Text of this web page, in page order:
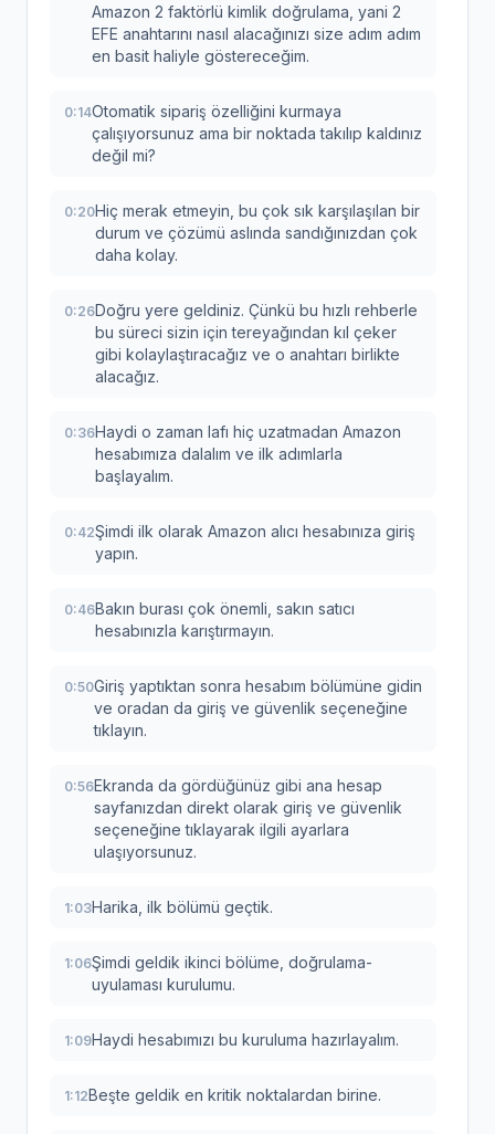
Amazon 2 faktörlü kimlik doğrulama, yani 2
EFE anahtarını nasıl alacağınızı size adım adım
en basit haliyle göstereceğim.
0:14Otomatik sipariş özelliğini kurmaya
çalışıyorsunuz ama bir noktada takılıp kaldınız
değil mi?
0:20Hiç merak etmeyin, bu çok sık karşılaşılan bir
durum ve çözümü aslında sandığınızdan çok
daha kolay.
0:26Doğru yere geldiniz. Çünkü bu hızlı rehberle
bu süreci sizin için tereyağından kıl çeker
gibi kolaylaştıracağız ve o anahtarı birlikte
alacağız.
0:36Haydi o zaman lafı hiç uzatmadan Amazon
hesabımıza dalalım ve ilk adımlarla
başlayalım.
0:42Şimdi ilk olarak Amazon alıcı hesabınıza giriş
yapın.
0:46Bakın burası çok önemli, sakın satıcı
hesabınızla karıştırmayın.
0:50Giriş yaptıktan sonra hesabım bölümüne gidin
ve oradan da giriş ve güvenlik seçeneğine
tıklayın.
0:56Ekranda da gördüğünüz gibi ana hesap
sayfanızdan direkt olarak giriş ve güvenlik
seçeneğine tıklayarak ilgili ayarlara
ulaşıyorsunuz.
1:03Harika, ilk bölümü geçtik.
1:06Şimdi geldik ikinci bölüme, doğrulama-
uyulaması kurulumu.
1:09Haydi hesabımızı bu kuruluma hazırlayalım.
1:12Beşte geldik en kritik noktalardan birine.